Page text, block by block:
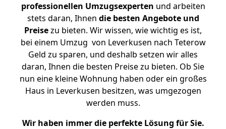
professionellen Umzugsexperten und arbeiten
stets daran, Ihnen die besten Angebote und
Preisezu bieten. Wir wissen, wie wichtig es ist,
bei einem Umzug von Leverkusen nach Teterow
Geld zu sparen, und deshalb setzen wir alles
daran, Ihnen die besten Preise zu bieten. Ob Sie
nun eine kleine Wohnung haben oder ein großes
Haus in Leverkusen besitzen, was umgezogen
werden muss.
Wir haben immer die perfekte Lösung für Sie.